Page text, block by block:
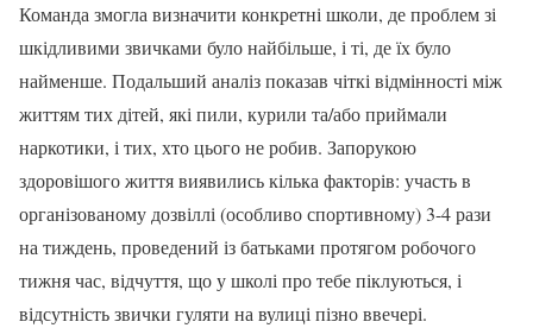
Команда змогла визначити конкретні школи, де проблем зі
шкідливими звичками було найбільше, і ті, де їх було
найменше. Подальший аналіз показав чіткі відмінності між
життям тих дітей, які пили, курили та/або приймали
наркотики, і тих, хто цього не робив. Запорукою
здоровішого життя виявились кілька факторів: участь в
організованому дозвіллі (особливо спортивному) 3-4 рази
на тиждень, проведений із батьками протягом робочого
тижня час, відчуття, що у школі про тебе піклуються, і
відсутність звички гуляти на вулиці пізно ввечері.